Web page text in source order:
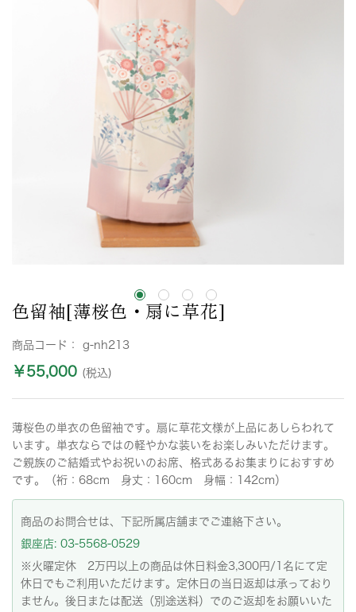
色留袖[薄桜色・扇に草花]
商品コード： g-nh213
￥55,000 (税込)
薄桜色の単衣の色留袖です。扇に草花文様が上品にあしらわれて
います。単衣ならではの軽やかな装いをお楽しみいただけます。
ご親族のご結婚式やお祝いのお席、格式あるお集まりにおすすめ
です。（裄：68cm 身丈：160cm 身幅：142cm）
商品のお問合せは、下記所属店舗までご連絡下さい。
銀座店: 03-5568-0529
※火曜定休 2万円以上の商品は休日料金3,300円/1名にて定
休日でもご利用いただけます。定休日の当日返却は承っており
ません。後日または配送（別途送料）でのご返却をお願いいた